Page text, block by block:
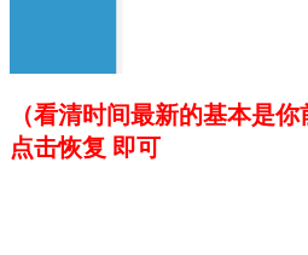
（看清时间最新的基本是
点击恢复 即可